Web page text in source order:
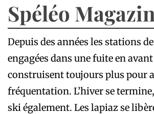
Spéléo
Depuis des années les stations
engagées dans une fuite en
construisent toujours plus pour
fréquentation. L’hiver se
ski également. Les lapiaz se